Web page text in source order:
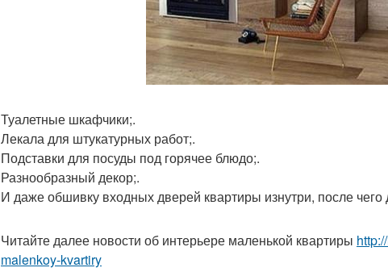
Туалетные шкафчики;.
Лекала для штукатурных работ;.
Подставки для посуды под горячее блюдо;.
Разнообразный декор;.
И даже обшивку входных дверей квартиры изнутри, после
Читайте далее новости об интерьере маленькой квартиры
malenkoy-kvartiry